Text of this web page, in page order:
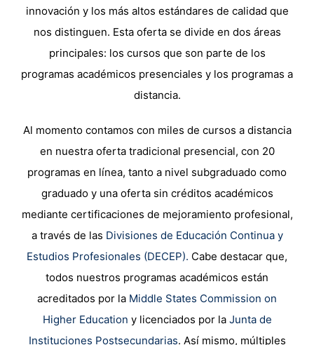
innovación y los más altos estándares de calidad que
nos distinguen. Esta oferta se divide en dos áreas
principales: los cursos que son parte de los
programas académicos presenciales y los programas a
distancia.
Al momento contamos con miles de cursos a distancia
en nuestra oferta tradicional presencial, con 20
programas en línea, tanto a nivel subgraduado como
graduado y una oferta sin créditos académicos
mediante certificaciones de mejoramiento profesional,
a través de las Divisiones de Educación Continua y
Estudios Profesionales (DECEP). Cabe destacar que,
todos nuestros programas académicos están
acreditados por la Middle States Commission on
Higher Education y licenciados por la Junta de
Instituciones Postsecundarias. Así mismo, múltiples